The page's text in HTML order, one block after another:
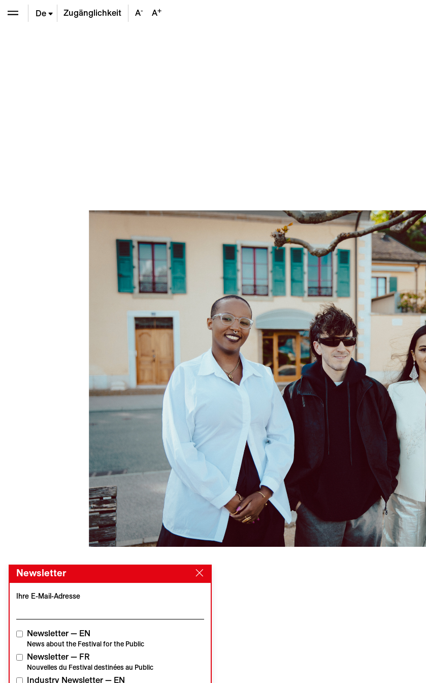
De Zugänglichkeit A- A+
Newsletter
Ihre E-Mail-Adresse
Newsletter — EN
News about the Festival for the Public
Newsletter — FR
Nouvelles du Festival destinées au Public
Industry Newsletter — EN